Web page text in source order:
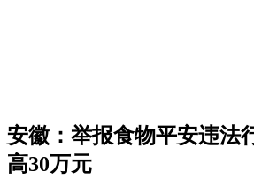
安徽：举报食物平安违法
高30万元